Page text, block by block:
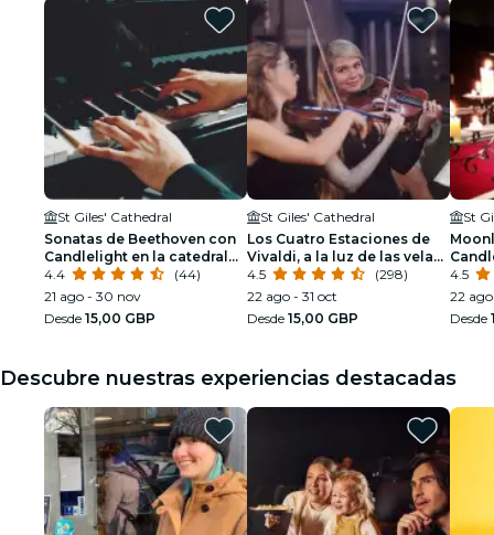
St Giles' Cathedral
Sonatas de Beethoven con
Candlelight en la catedral
de St Giles
4.4
(44)
21 ago - 30 nov
Desde 15,00 GBP
St Giles' Cathedral
Los Cuatro Estaciones de
Vivaldi, a la luz de las velas
en la Catedral de St Giles
4.5
(298)
22 ago - 31 oct
Desde 15,00 GBP
St
4.5
22
Desde
Descubre nuestras experiencias destacadas